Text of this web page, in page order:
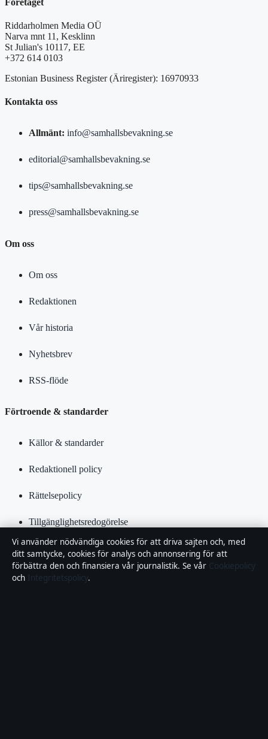
Riddarholmen Media OÜ
Narva mnt 11, Kesklinn
St Julian's 10117, EE
+372 614 0103
Estonian Business Register (Äriregister): 16970933
Kontakta oss
Allmänt: info@samhallsbevakning.se
editorial@samhallsbevakning.se
tips@samhallsbevakning.se
press@samhallsbevakning.se
Om oss
Om oss
Redaktionen
Vår historia
Nyhetsbrev
RSS-flöde
Förtroende & standarder
Källor & standarder
Redaktionell policy
Rättelsepolicy
Tillgänglighetsredogörelse
Kändisar & integritet
Integritetspolicy
Vi använder nödvändiga cookies för att driva sajten och, med
ditt samtycke, cookies för analys och annonsering för att
förbättra den och finansiera vår journalistik. Se vår Cookiepolicy
och Integritetspolicy.